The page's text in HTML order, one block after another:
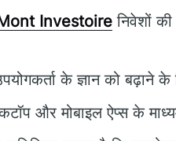
Investoire निवेशों
के ज्ञान को बढ़ाने
और मोबाइल ऐप्स के